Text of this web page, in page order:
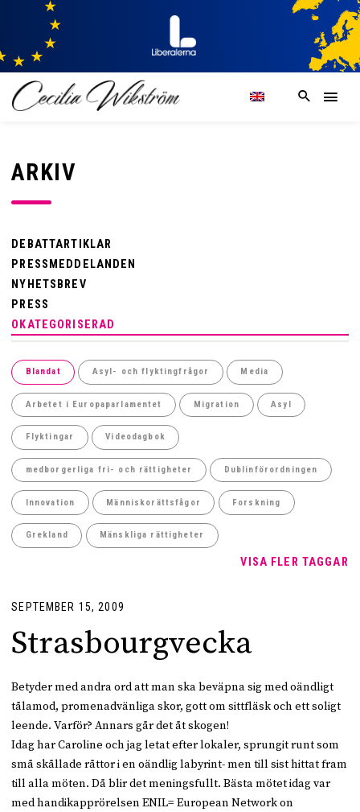
ARKIV
DEBATTARTIKLAR
PRESSMEDDELANDEN
NYHETSBREV
PRESS
OKATEGORISERAD
Blandat Asyl- och flyktingfrågor Media
Arbetet i Europaparlamentet Migration Asyl
Flyktingar Videodagbok
medborgerliga fri- och rättigheter Dublinförordningen
Innovation Människorättsfågor Forskning
Grekland Mänskliga rättigheter
VISA FLER TAGGAR
SEPTEMBER 15, 2009
Strasbourgvecka
Betyder med andra ord att man ska beväpna sig med oändligt
tålamod, promenadvänliga skor, gott om sittfläsk och ett soligt
leende. Varför? Annars går det åt skogen!
Idag har Caroline och jag letat efter lokaler, sprungit runt som
små skållade råttor i en oändlig labyrint- men till sist hittat fram
till alla möten. Då blir det meningsfullt. Bästa mötet idag var
med handikapprörelsen ENIL= European Network on